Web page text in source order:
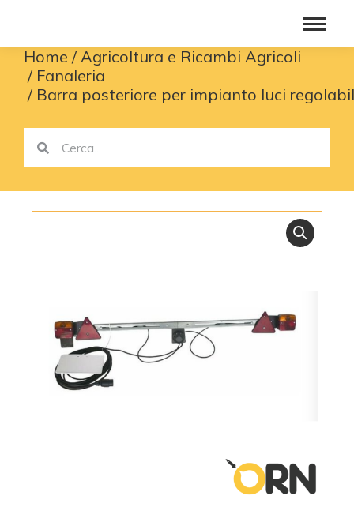
You are here:
Home
Agricoltura e Ricambi Agricoli
Fanaleria
Barra posteriore per impianto luci